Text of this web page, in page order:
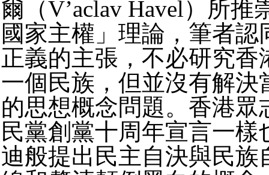
爾（V’aclav Havel）所推
國家主權」理論，筆者認
正義的主張，不必研究香
一個民族，但並沒有解決
的思想概念問題。香港眾
民黨創黨十周年宣言一樣
迪般提出民主自決與民族